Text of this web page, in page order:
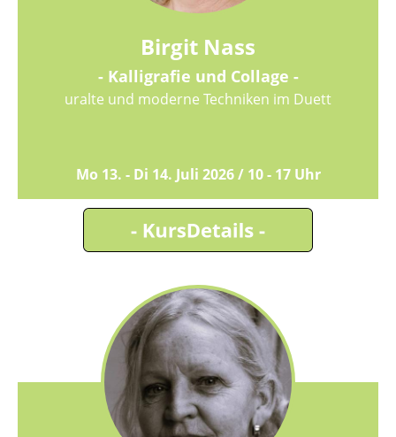
Birgit Nass
- Kalligrafie und Collage -
uralte und moderne Techniken im Duett
Mo 13. - Di 14. Juli 2026 / 10 - 17 Uhr